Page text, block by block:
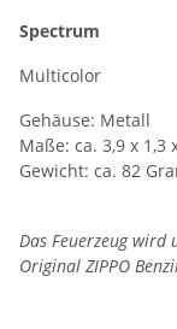
Spectrum
Multicolor
Gehäuse: Metall
Maße: ca. 3,9 x 1,3
Gewicht: ca. 82
Das Feuerzeug
Original ZIPPO